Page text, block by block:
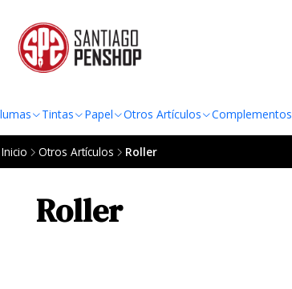
Tintas Papel Otros Artículos Complementos
Inicio Otros Artículos Roller
Roller